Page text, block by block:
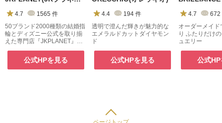
4.7 1565 件
50ブランド2000種類の結婚指
輪とディズニー公式を取り揃
えた専門店『JKPLANET』。
町・横浜・大宮・大阪梅田・
京都・名古屋栄・福岡天神・
熊本・宮崎・鹿児島で展開
公式HPを見る
4.4 194 件
透明で澄んだ輝きが魅力的な
エメラルドカットダイヤモン
ド
公式HPを見る
4.7
672
オーダーメイ
り ふたりだけ
ュエリー
公式